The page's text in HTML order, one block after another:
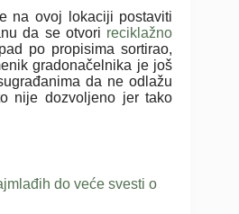
na ovoj lokaciji postaviti
da se otvori reciklažno
po propisima sortirao,
gradonačelnika je još
da ne odlažu
nije dozvoljeno jer tako
do veće svesti o